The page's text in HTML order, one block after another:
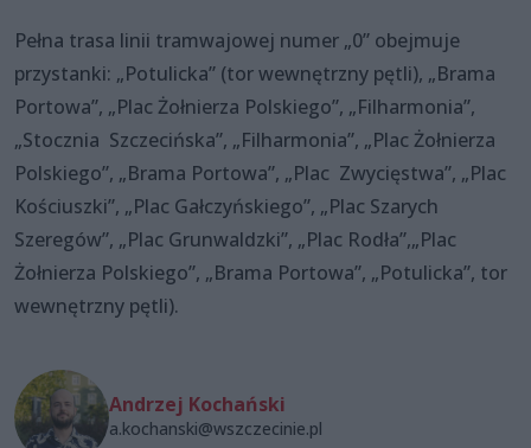
Pełna trasa linii tramwajowej numer „0” obejmuje
przystanki: „Potulicka” (tor wewnętrzny pętli), „Brama
Portowa”, „Plac Żołnierza Polskiego”, „Filharmonia”,
„Stocznia Szczecińska”, „Filharmonia”, „Plac Żołnierza
Polskiego”, „Brama Portowa”, „Plac Zwycięstwa”, „Plac
Kościuszki”, „Plac Gałczyńskiego”, „Plac Szarych
Szeregów”, „Plac Grunwaldzki”, „Plac Rodła”,„Plac
Żołnierza Polskiego”, „Brama Portowa”, „Potulicka”, tor
wewnętrzny pętli).
Andrzej Kochański
a.kochanski@wszczecinie.pl